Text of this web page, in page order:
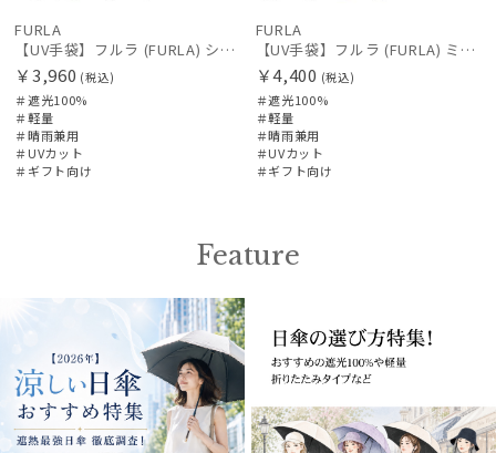
カラー
価格・割引率
在庫表示
FURLA
【UV手袋】フルラ (FURLA) ショート ＵＶ手袋 ハートベア 指無し
￥3,960 (税込)
＃遮光100%
＃軽量
＃晴雨兼用
＃UVカット
＃ギフト向け
FURLA
【UV手袋】フルラ (FURLA) ミディアム ＵＶ手袋 フリル 指無し
￥4,400 (税込)
＃遮光100%
＃軽量
＃晴雨兼用
＃UVカット
＃ギフト向け
Feature